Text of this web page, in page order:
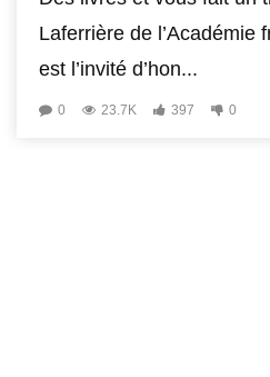
Laferrière de l’Académie
est l’invité d’hon...
0 23.7K 397 0